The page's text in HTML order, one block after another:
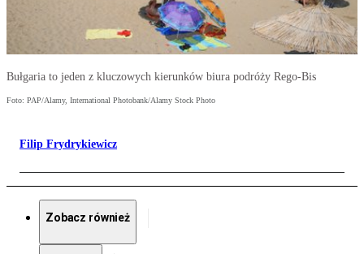
Bułgaria to jeden z kluczowych kierunków biura podróży Rego-Bis
Foto: PAP/Alamy, International Photobank/Alamy Stock Photo
Filip Frydrykiewicz
Zobacz również